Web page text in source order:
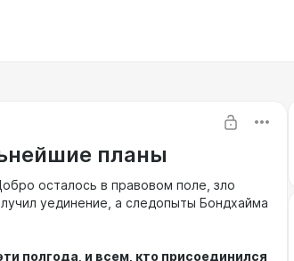
планы
осталось в правовом поле, зло
уединение, а следопыты Бондхайма
полгода, и всем, кто присоединился